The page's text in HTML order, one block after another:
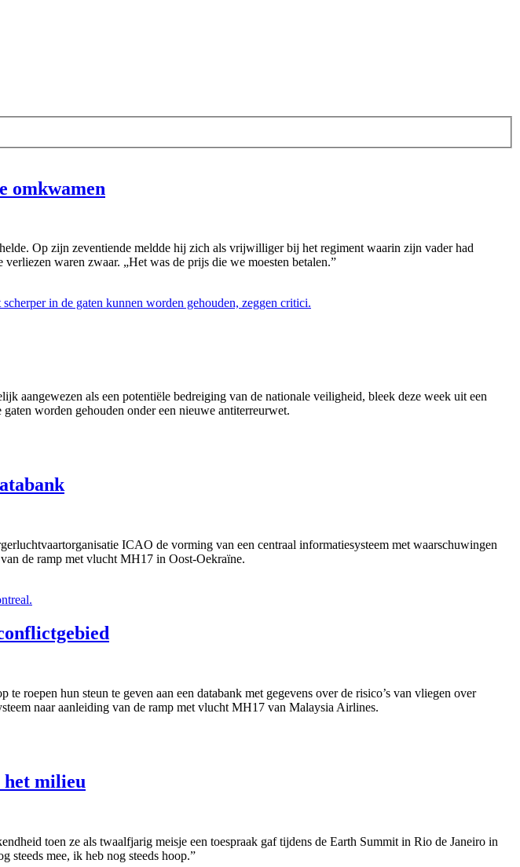
omkwamen
Op zijn zeventiende meldde hij zich als vrijwilliger bij het regiment waarin zijn vader had
waren zwaar. „Het was de prijs die we moesten betalen.”
aangewezen als een potentiële bedreiging van de nationale veiligheid, bleek deze week uit een
worden gehouden onder een nieuwe antiterreurwet.
ICAO de vorming van een centraal informatiesysteem met waarschuwingen
de ramp met vlucht MH17 in Oost-Oekraïne.
roepen hun steun te geven aan een databank met gegevens over de risico’s van vliegen over
naar aanleiding van de ramp met vlucht MH17 van Malaysia Airlines.
het milieu
toen ze als twaalfjarig meisje een toespraak gaf tijdens de Earth Summit in Rio de Janeiro in
steeds mee, ik heb nog steeds hoop.”